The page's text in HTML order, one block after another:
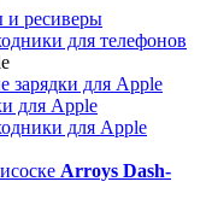
и ресиверы
для телефонов
зарядки для Apple
для Apple
для Apple
Arroys Dash-